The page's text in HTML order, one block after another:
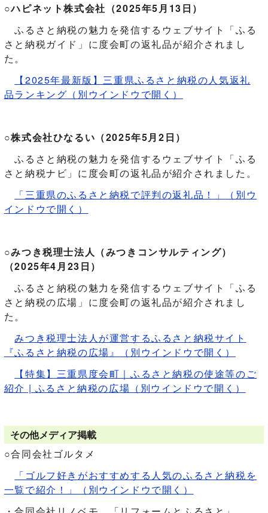
○ハピネット株式会社（2025年5月13日）
ふるさと納税の魅力を発信するウェブサイト「ふる
さと納税ガイド」に度会町の返礼品が紹介されまし
た。
【2025年最新版】三重県ふるさと納税の人気返礼
品ランキング （別ウインドウで開く）
○株式会社ひなるい（2025年5月2日）
ふるさと納税の魅力を発信するウェブサイト「ふる
さと納税ナビ」に度会町の返礼品が紹介されました。
「三重県のふるさと納税で評判の返礼品！」
（別ウ
インドウで開く）
○みつき税理士法人（みつきコンサルティング）
（2025年4月23日）
ふるさと納税の魅力を発信するウェブサイト「ふる
さと納税の広場」に度会町の返礼品が紹介されまし
た。
みつき税理士法人が運営するふるさと納税サイト
『ふるさと納税の広場』
（別ウインドウで開く）
【特集】三重県度会町｜ふるさと納税の使途等のご
紹介 | ふるさと納税の広場 （別ウインドウで開く）
その他メディア掲載
○合同会社ゴルタメ
「ゴルフ好きがおすすめする人気のふるさと納税を
一覧で紹介！」
（別ウインドウで開く）